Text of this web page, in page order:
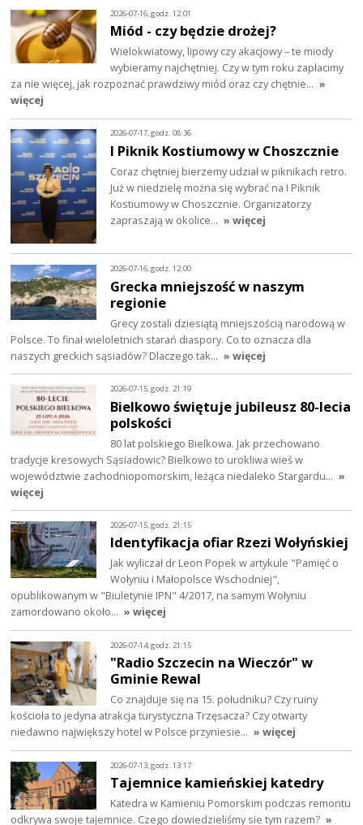
2026-07-16, godz. 12:01
Miód - czy będzie drożej?
Wielokwiatowy, lipowy czy akacjowy – te miody
wybieramy najchętniej. Czy w tym roku zapłacimy
za nie więcej, jak rozpoznać prawdziwy miód oraz czy chętnie… »
więcej
2026-07-17, godz. 08:36
I Piknik Kostiumowy w Choszcznie
Coraz chętniej bierzemy udział w piknikach retro.
Już w niedzielę można się wybrać na I Piknik
Kostiumowy w Choszcznie. Organizatorzy
zapraszają w okolice… » więcej
2026-07-16, godz. 12:00
Grecka mniejszość w naszym
regionie
Grecy zostali dziesiątą mniejszością narodową w
Polsce. To finał wieloletnich starań diaspory. Co to oznacza dla
naszych greckich sąsiadów? Dlaczego tak… » więcej
2026-07-15, godz. 21:19
Bielkowo świętuje jubileusz 80-lecia
polskości
80 lat polskiego Bielkowa. Jak przechowano
tradycje kresowych Sąsiadowic? Bielkowo to urokliwa wieś w
województwie zachodniopomorskim, leżąca niedaleko Stargardu… »
więcej
2026-07-15, godz. 21:15
Identyfikacja ofiar Rzezi Wołyńskiej
Jak wyliczał dr Leon Popek w artykule "Pamięć o
Wołyniu i Małopolsce Wschodniej",
opublikowanym w "Biuletynie IPN" 4/2017, na samym Wołyniu
zamordowano około… » więcej
2026-07-14, godz. 21:15
"Radio Szczecin na Wieczór" w
Gminie Rewal
Co znajduje się na 15. południku? Czy ruiny
kościoła to jedyna atrakcja turystyczna Trzęsacza? Czy otwarty
niedawno największy hotel w Polsce przyniesie… » więcej
2026-07-13, godz. 13:17
Tajemnice kamieńskiej katedry
Katedra w Kamieniu Pomorskim podczas remontu
odkrywa swoje tajemnice. Czego dowiedzieliśmy sie tym razem? »